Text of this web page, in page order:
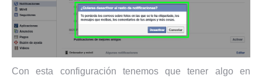
Con esta configuración tenemos que tener algo en